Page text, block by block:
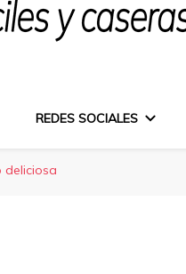
REDES SOCIALES
deliciosa